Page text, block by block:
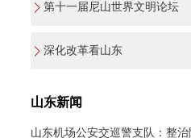
第十一届尼山世界文明论坛
深化改革看山东
山东新闻